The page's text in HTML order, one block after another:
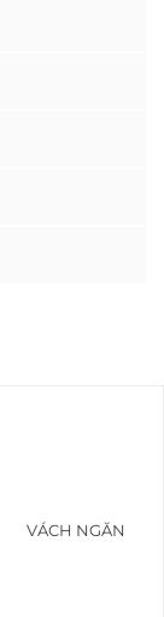
VÁCH NGĂN